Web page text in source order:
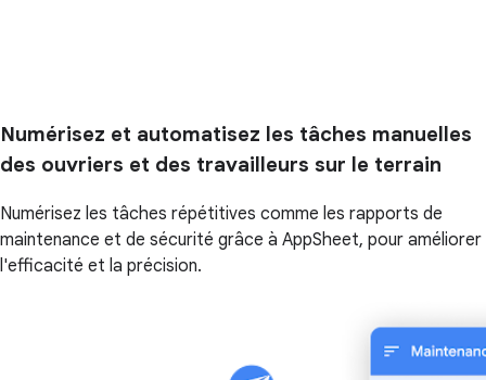
Numérisez et automatisez les tâches manuelles
des ouvriers et des travailleurs sur le terrain
Numérisez les tâches répétitives comme les rapports de
maintenance et de sécurité grâce à AppSheet, pour améliorer
l'efficacité et la précision.